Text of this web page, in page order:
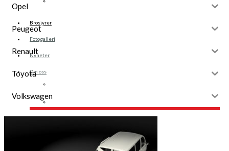
Brosjyrer
Fotogalleri
Nyheter
Om oss
Opel
Peugeot
Renault
Toyota
Volkswagen